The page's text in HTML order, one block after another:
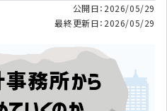
公開日：2026/05/29
最終更新日：2026/05/29